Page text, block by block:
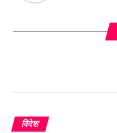
विदेश